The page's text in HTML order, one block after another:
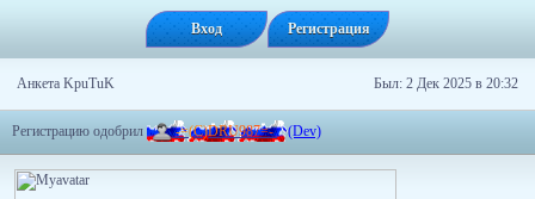
Вход Регистрация
Анкета KpuTuK Был: 2 Дек 2025 в 20:32
Регистрацию одобрил -=(C)DRU987=- (Dev)